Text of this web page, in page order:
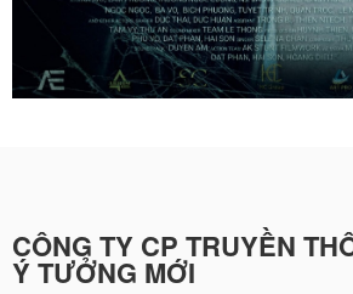
CÔNG TY CP TRUYỀN
Ý TƯỞNG MỚI